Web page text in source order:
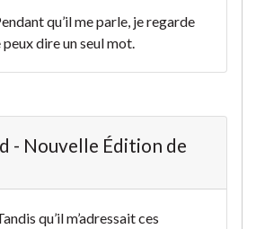
qu’il me parle, je regarde
dire un seul mot.
- Nouvelle Édition de
qu’il m’adressait ces